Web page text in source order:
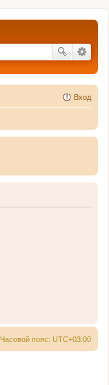
Вход
Часовой пояс: UTC+03:00